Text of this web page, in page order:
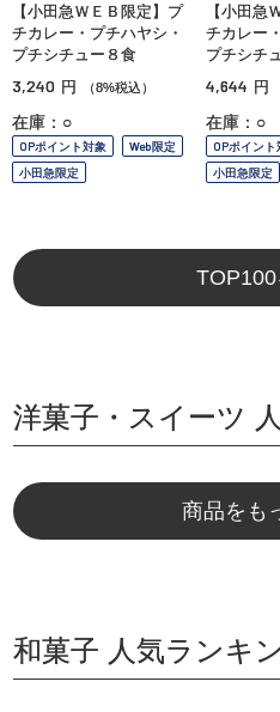
【小田急ＷＥＢ限定】プ
チカレー・プチハヤシ・
プチシチュー８食
3,240 円 （8%税込）
在庫：○
OPポイント対象
Web限定
小田急限定
【小田急
チカレー
プチシチ
4,644 円
在庫：○
OPポイント
小田急限定
洋菓子・スイーツ
商品をも
和菓子 人気ランキ